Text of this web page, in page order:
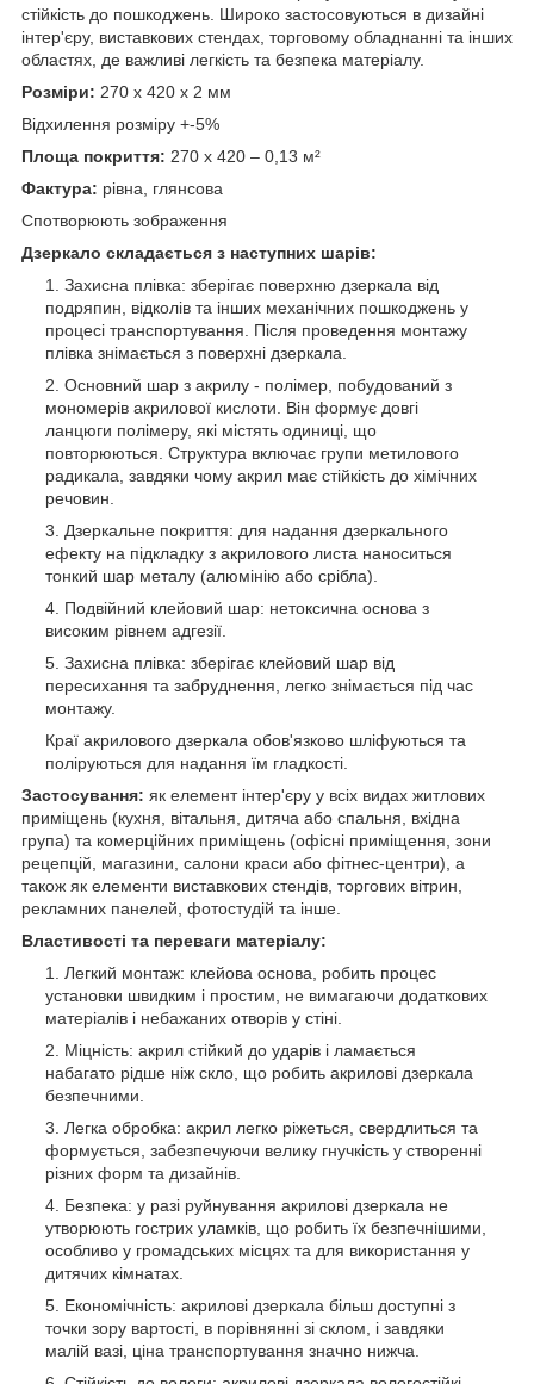
стійкість до пошкоджень. Широко застосовуються в дизайні
інтер'єру, виставкових стендах, торговому обладнанні та інших
областях, де важливі легкість та безпека матеріалу.
Розміри: 270 х 420 х 2 мм
Відхилення розміру +-5%
Площа покриття: 270 х 420 – 0,13 м²
Фактура: рівна, глянсова
Спотворюють зображення
Дзеркало складається з наступних шарів:
Захисна плівка: зберігає поверхню дзеркала від
подряпин, відколів та інших механічних пошкоджень у
процесі транспортування. Після проведення монтажу
плівка знімається з поверхні дзеркала.
Основний шар з акрилу - полімер, побудований з
мономерів акрилової кислоти. Він формує довгі
ланцюги полімеру, які містять одиниці, що
повторюються. Структура включає групи метилового
радикала, завдяки чому акрил має стійкість до хімічних
речовин.
Дзеркальне покриття: для надання дзеркального
ефекту на підкладку з акрилового листа наноситься
тонкий шар металу (алюмінію або срібла).
Подвійний клейовий шар: нетоксична основа з
високим рівнем адгезії.
Захисна плівка: зберігає клейовий шар від
пересихання та забруднення, легко знімається під час
монтажу.
Краї акрилового дзеркала обов'язково шліфуються та
поліруються для надання їм гладкості.
Застосування: як елемент інтер'єру у всіх видах житлових
приміщень (кухня, вітальня, дитяча або спальня, вхідна
група) та комерційних приміщень (офісні приміщення, зони
рецепцій, магазини, салони краси або фітнес-центри), а
також як елементи виставкових стендів, торгових вітрин,
рекламних панелей, фотостудій та інше.
Властивості та переваги матеріалу:
Легкий монтаж: клейова основа, робить процес
установки швидким і простим, не вимагаючи додаткових
матеріалів і небажаних отворів у стіні.
Міцність: акрил стійкий до ударів і ламається
набагато рідше ніж скло, що робить акрилові дзеркала
безпечними.
Легка обробка: акрил легко ріжеться, свердлиться та
формується, забезпечуючи велику гнучкість у створенні
різних форм та дизайнів.
Безпека: у разі руйнування акрилові дзеркала не
утворюють гострих уламків, що робить їх безпечнішими,
особливо у громадських місцях та для використання у
дитячих кімнатах.
Економічність: акрилові дзеркала більш доступні з
точки зору вартості, в порівнянні зі склом, і завдяки
малій вазі, ціна транспортування значно нижча.